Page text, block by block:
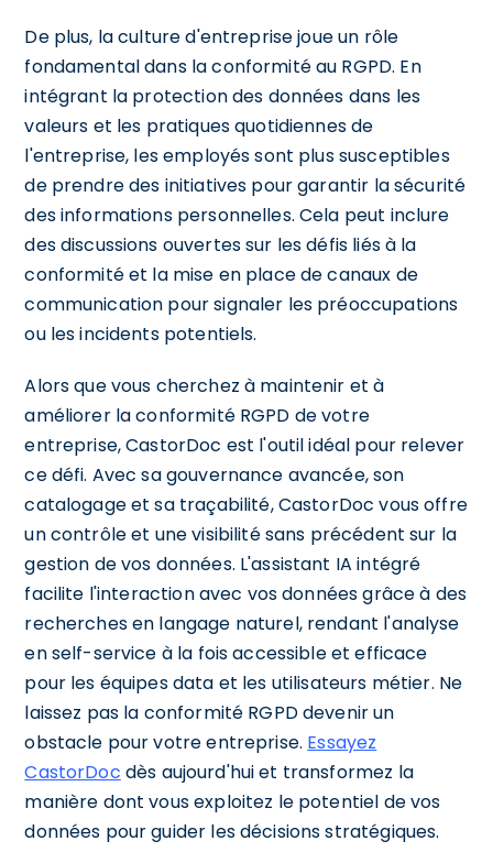
De plus, la culture d'entreprise joue un rôle
fondamental dans la conformité au RGPD. En
intégrant la protection des données dans les
valeurs et les pratiques quotidiennes de
l'entreprise, les employés sont plus susceptibles
de prendre des initiatives pour garantir la sécurité
des informations personnelles. Cela peut inclure
des discussions ouvertes sur les défis liés à la
conformité et la mise en place de canaux de
communication pour signaler les préoccupations
ou les incidents potentiels.
Alors que vous cherchez à maintenir et à
améliorer la conformité RGPD de votre
entreprise, CastorDoc est l'outil idéal pour relever
ce défi. Avec sa gouvernance avancée, son
catalogage et sa traçabilité, CastorDoc vous offre
un contrôle et une visibilité sans précédent sur la
gestion de vos données. L'assistant IA intégré
facilite l'interaction avec vos données grâce à des
recherches en langage naturel, rendant l'analyse
en self-service à la fois accessible et efficace
pour les équipes data et les utilisateurs métier. Ne
laissez pas la conformité RGPD devenir un
obstacle pour votre entreprise. Essayez
CastorDoc dès aujourd'hui et transformez la
manière dont vous exploitez le potentiel de vos
données pour guider les décisions stratégiques.